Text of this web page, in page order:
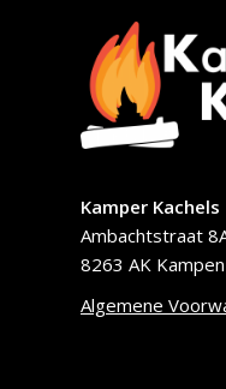
Kamper Kachels
Ambachtstraat
8263 AK Kampen
Algemene